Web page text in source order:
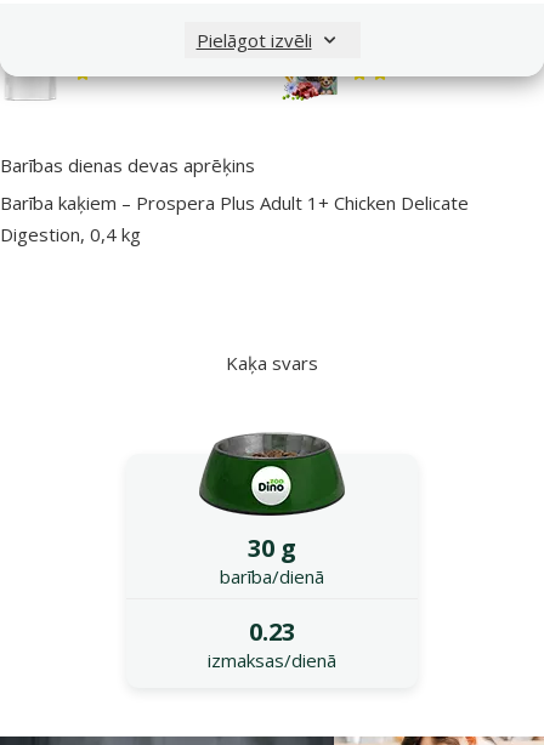
Pielāgot izvēli
Barības dienas devas aprēķins
Barība kaķiem – Prospera Plus Adult 1+ Chicken Delicate
Digestion, 0,4 kg
Kaķa svars
30 g
barība/dienā
0.23
izmaksas/dienā